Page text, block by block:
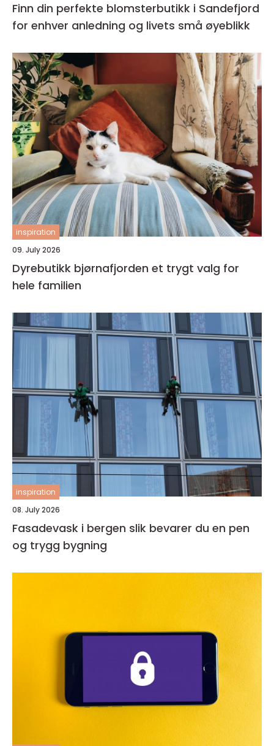
Finn din perfekte blomsterbutikk i Sandefjord
for enhver anledning og livets små øyeblikk
inspiration
09. July 2026
Dyrebutikk bjørnafjorden et trygt valg for
hele familien
inspiration
08. July 2026
Fasadevask i bergen slik bevarer du en pen
og trygg bygning